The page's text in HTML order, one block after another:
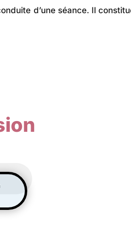
d’une séance. Il